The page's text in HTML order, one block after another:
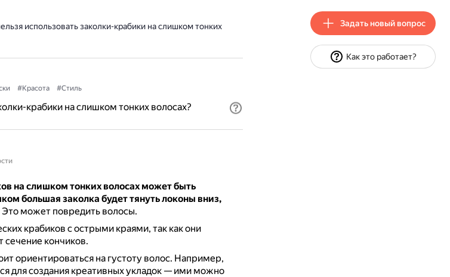
использовать заколки-крабики на слишком тонких
#Красота #Стиль
крабики на слишком тонких волосах?
на слишком тонких волосах может быть
большая заколка будет тянуть локоны вниз,
Это может повредить волосы.
крабиков с острыми краями, так как они
сечение кончиков.
ориентироваться на густоту волос. Например,
для создания креативных укладок — ими можно
Задать новый вопрос
Как это работает?